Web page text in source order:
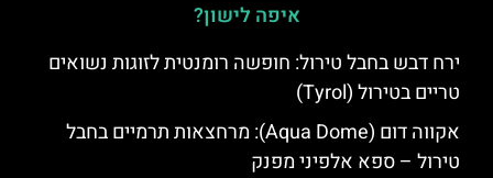
איפה לישון?
ירח דבש בחבל טירול: חופשה רומנטית לזוגות נשואים
טריים בטירול (Tyrol)
אקווה דום (Aqua Dome): מרחצאות תרמיים בחבל
טירול – ספא אלפיני מפנק